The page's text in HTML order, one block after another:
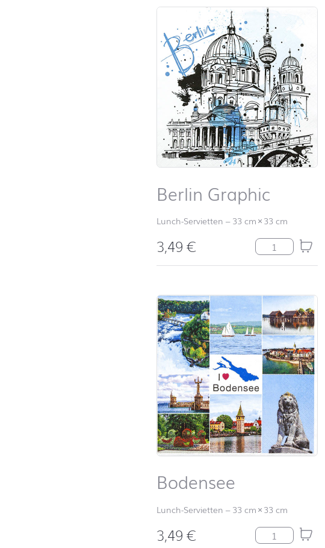
Berlin Graphic
Lunch-Servietten –33 cm×33 cm
3,49€ Berlin Graphic
Bodensee
Lunch-Servietten –33 cm×33 cm
3,49€ Bodensee